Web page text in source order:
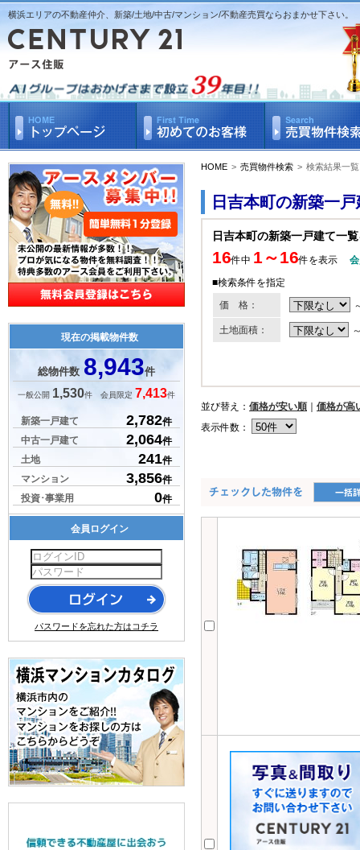
横浜エリアの不動産仲介、新築/土地/中古/マンション/不動産売買ならおまかせ下さい。
HOME > 売買物件検索 > 検索結果一覧
日吉本町の新築一
日吉本町の新築一戸建て一
16件中 1～16件を表示
■検索条件を指定
価 格：
土地面積：
並び替え： 価格が安い順
価格が高
表示件数：
現在の掲載物件数
総物件数 8,943件
一般公開 1,530件 会員限定 7,413件
新築一戸建て 2,782件
中古一戸建て
2,064件
土地
241件
マンション
3,856件
投資･事業用
0件
会員ログイン
パスワードを忘れた方はコチラ